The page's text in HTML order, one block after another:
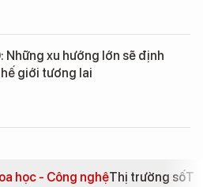
Những xu hướng lớn sẽ định
giới tương lai
học - Công nghệThị trường số